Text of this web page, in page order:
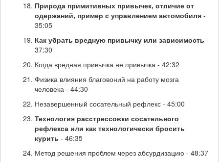
Природа примитивных привычек, отличие от
одержаний, пример с управлением автомобиля -
35:05
Как убрать вредную привычку или зависимость -
37:30
Когда вредная привычка не привычка - 42:32
Физика влияния благовоний на работу мозга
человека - 44:30
Незавершенный сосательный рефлекс - 45:00
Технология расстрессовки сосательного
рефлекса или как технологически бросить
курить - 46:35
Метод решения проблем через абсурдизацию - 48:37